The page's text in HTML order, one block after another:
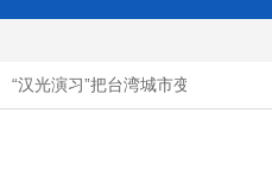
“汉光演习”把台湾城市变战场，最终